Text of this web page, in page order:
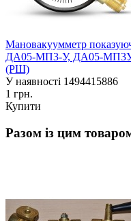
Мановакуумметр
ДА05-МП3-У, ДА05-МП3У,
(РШ)
У наявності 1494415886
1 грн.
Купити
Разом із цим